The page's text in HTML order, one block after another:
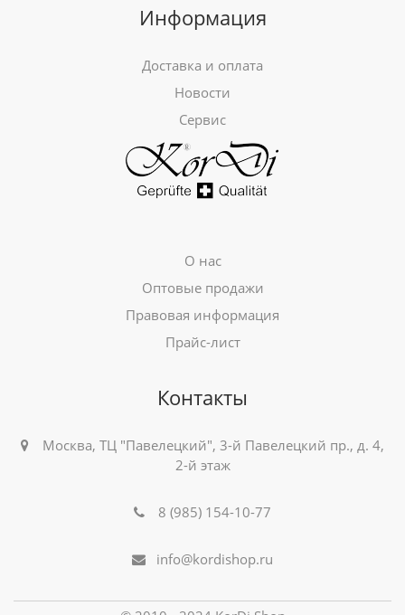
Информация
Доставка и оплата
Новости
Сервис
О нас
Оптовые продажи
Правовая информация
Прайс-лист
Контакты
Москва, ТЦ "Павелецкий", 3-й Павелецкий пр., д. 4,
2-й этаж
8 (985) 154-10-77
info@kordishop.ru